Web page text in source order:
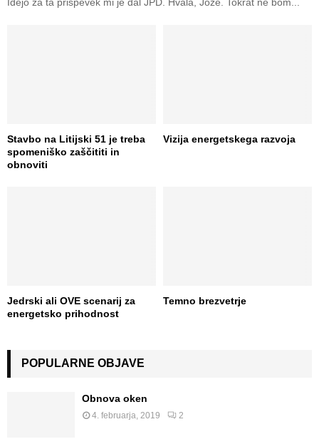
Stavbo na Litijski 51 je treba
spomeniško zaščititi in
obnoviti
Vizija energetskega razvoja
Jedrski ali OVE scenarij za
energetsko prihodnost
Temno brezvetrje
POPULARNE OBJAVE
Obnova oken
4. februarja, 2019 2